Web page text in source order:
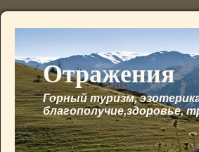
Отражения
Горный туризм,
благополучие,здоровье,